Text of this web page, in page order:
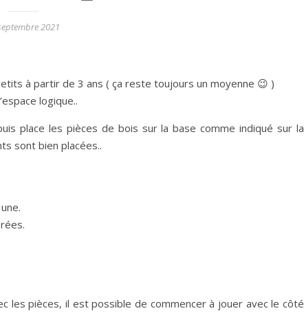
2021
à partir de 3 ans ( ça reste toujours un moyenne 😉 )
logique..
place les pièces de bois sur la base comme indiqué sur la
sont bien placées..
les pièces, il est possible de commencer à jouer avec le côté